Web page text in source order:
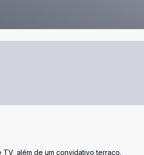
além de um convidativo terraço.